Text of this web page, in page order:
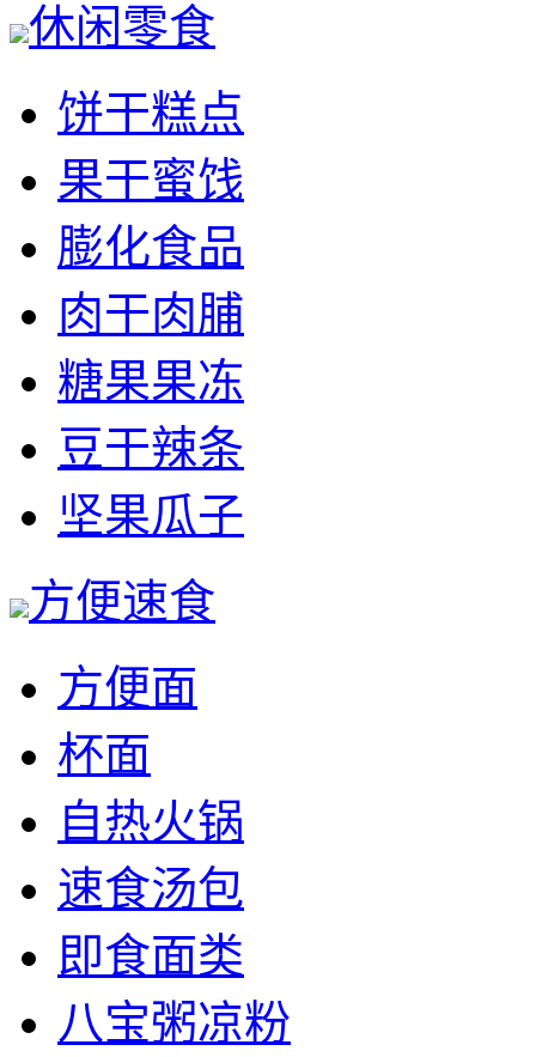
休闲零食
饼干糕点
果干蜜饯
膨化食品
肉干肉脯
糖果果冻
豆干辣条
坚果瓜子
方便速食
方便面
杯面
自热火锅
速食汤包
即食面类
八宝粥凉粉